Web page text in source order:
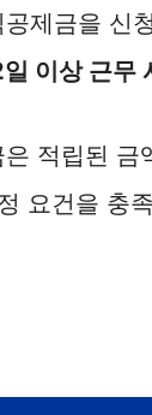
공제금을 신
이상 근무
적립된 금
요건을 충